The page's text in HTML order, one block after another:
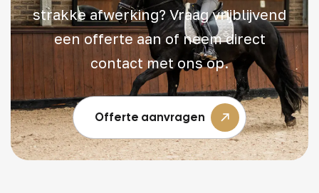
strakke afwerking? Vraag vrijblijvend
een offerte aan of neem direct
contact met ons op.
Offerte aanvragen